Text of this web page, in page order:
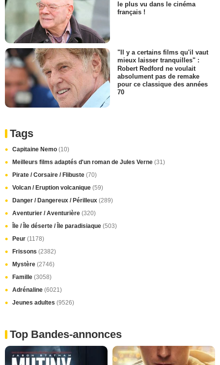
le plus vu dans le cinéma
français !
"Il y a certains films qu'il vaut
mieux laisser tranquilles" :
Robert Redford ne voulait
absolument pas de remake
pour ce classique des années
70
Tags
Capitaine Nemo (10)
Meilleurs films adaptés d'un roman de Jules Verne (31)
Pirate / Corsaire / Flibuste (70)
Volcan / Eruption volcanique (59)
Danger / Dangereux / Périlleux (289)
Aventurier / Aventurière (320)
Île / Île déserte / Île paradisiaque (503)
Peur (1178)
Frissons (2382)
Mystère (2746)
Famille (3058)
Adrénaline (6021)
Jeunes adultes (9526)
Top Bandes-annonces